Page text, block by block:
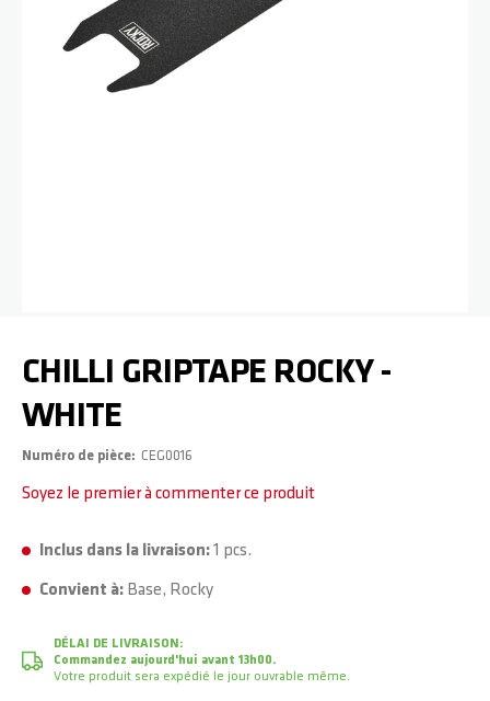
CHILLI GRIPTAPE ROCKY -
WHITE
Numéro de pièce CEG0016
Soyez le premier à commenter ce produit
Inclus dans la livraison:1 pcs.
Convient à: Base, Rocky
DÉLAI DE LIVRAISON:
Commandez aujourd'hui avant 13h00.
Votre produit sera expédié le jour ouvrable même.